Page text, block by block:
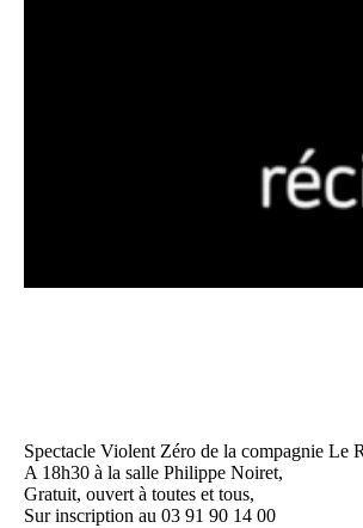
Spectacle Violent Zéro de la compagnie Le
A 18h30 à la salle Philippe Noiret,
Gratuit, ouvert à toutes et tous,
Sur inscription au 03 91 90 14 00